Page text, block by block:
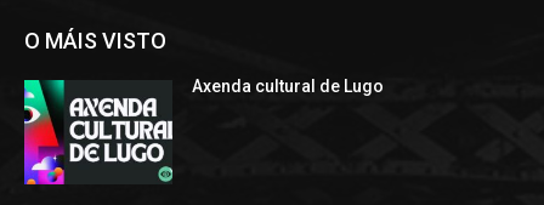
O MÁIS VISTO
Axenda cultural de Lugo